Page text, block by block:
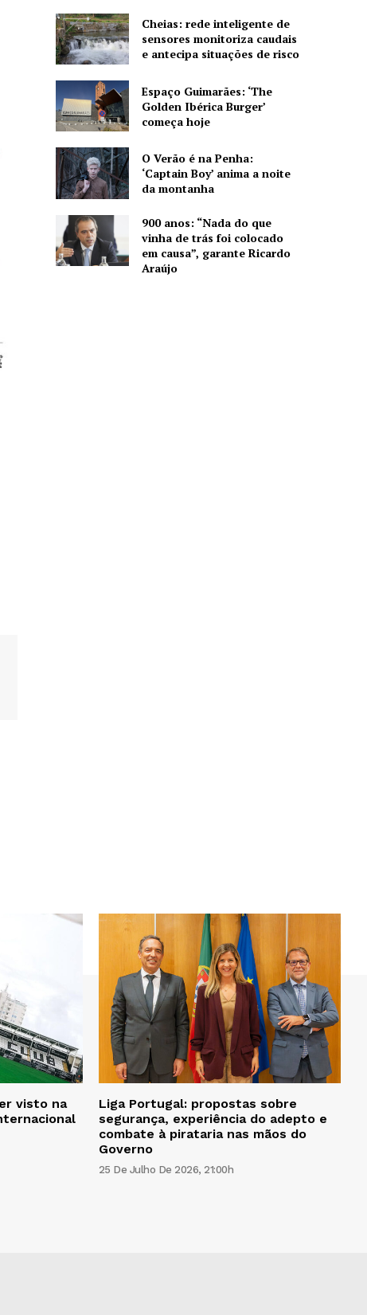
Cheias: rede inteligente de
sensores monitoriza caudais
e antecipa situações de risco
Espaço Guimarães: ‘The
Golden Ibérica Burger’
começa hoje
O Verão é na Penha:
‘Captain Boy’ anima a noite
da montanha
900 anos: “Nada do que
vinha de trás foi colocado
em causa”, garante Ricardo
Araújo
visto na
Liga Portugal: propostas sobre
segurança, experiência do adepto e
combate à pirataria nas mãos do
Governo
25 De Julho De 2026, 21:00h